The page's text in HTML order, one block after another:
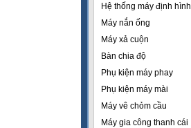
Hệ thống máy định hình
Máy nắn ống
Máy xả cuộn
Bàn chia độ
Phụ kiện máy phay
Phụ kiện máy mài
Máy vê chỏm cầu
Máy gia công thanh cái